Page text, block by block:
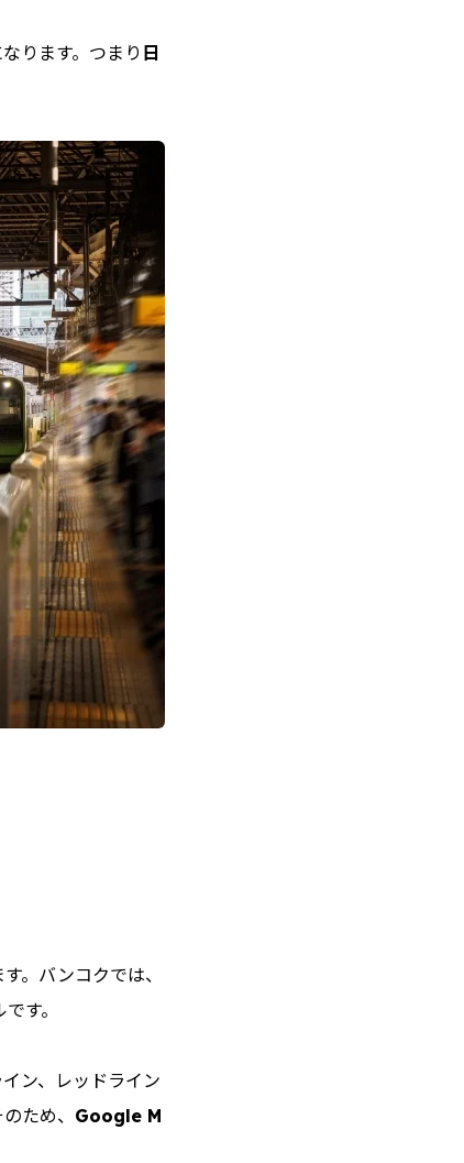
ります。つまり 日
。バンコクでは、
す。
ン、レッドライン
ため、 Google M